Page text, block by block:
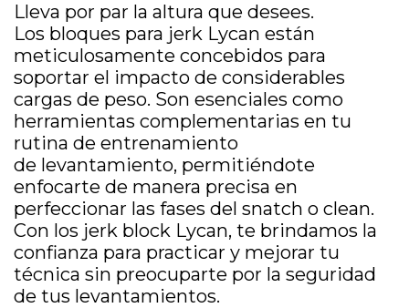
Lleva por par la altura que desees.
Los bloques para jerk Lycan están
meticulosamente concebidos para
soportar el impacto de considerables
cargas de peso. Son esenciales como
herramientas complementarias en tu
rutina de entrenamiento
de levantamiento, permitiéndote
enfocarte de manera precisa en
perfeccionar las fases del snatch o clean.
Con los jerk block Lycan, te brindamos la
confianza para practicar y mejorar tu
técnica sin preocuparte por la seguridad
de tus levantamientos.